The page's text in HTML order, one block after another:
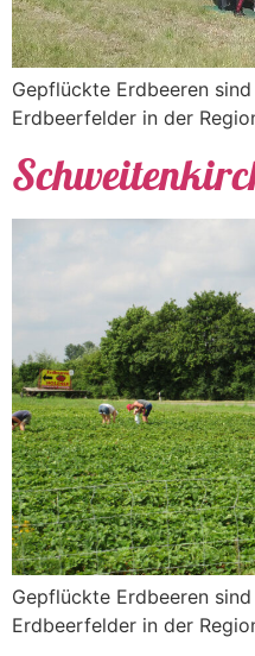
Gepflückte Erdbeeren
Erdbeerfelder in der
Gepflückte Erdbeeren
Erdbeerfelder in der